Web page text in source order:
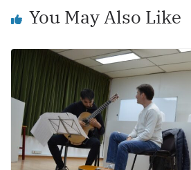
o
k
p
k
You May Also Like